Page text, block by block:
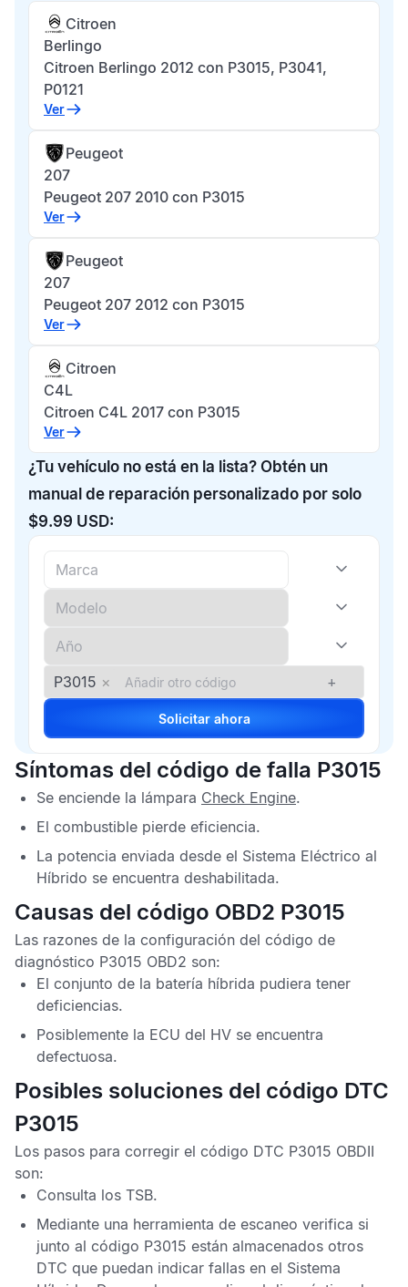
Citroen
Berlingo
Citroen Berlingo 2012 con P3015, P3041,
P0121
Ver
Peugeot
207
Peugeot 207 2010 con P3015
Ver
Peugeot
207
Peugeot 207 2012 con P3015
Ver
Citroen
C4L
Citroen C4L 2017 con P3015
Ver
¿Tu vehículo no está en la lista? Obtén un
manual de reparación personalizado por solo
$9.99 USD:
P3015 × +
Solicitar ahora
Síntomas del código de falla P3015
Se enciende la lámpara Check Engine.
El combustible pierde eficiencia.
La potencia enviada desde el Sistema Eléctrico al
Híbrido se encuentra deshabilitada.
Causas del código OBD2 P3015
Las razones de la configuración del código de
diagnóstico P3015 OBD2 son:
El conjunto de la batería híbrida pudiera tener
deficiencias.
Posiblemente la ECU del HV se encuentra
defectuosa.
Posibles soluciones del código DTC
P3015
Los pasos para corregir el código DTC P3015 OBDII
son:
Consulta los TSB.
Mediante una herramienta de escaneo verifica si
junto al código P3015 están almacenados otros
DTC que puedan indicar fallas en el Sistema